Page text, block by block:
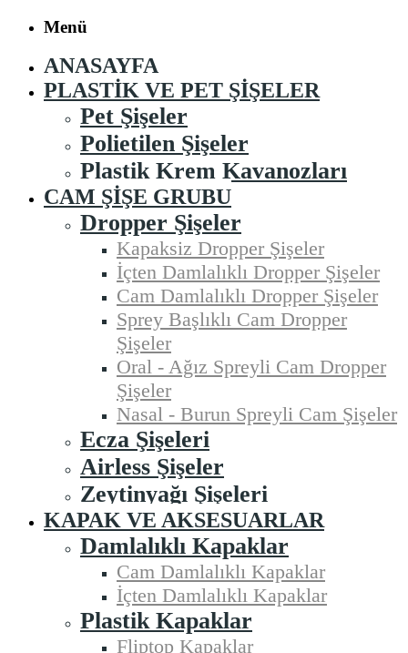
Menü
ANASAYFA
PLASTIK VE PET ŞIŞELER
Pet Şişeler
Polietilen Şişeler
Plastik Krem Kavanozları
CAM ŞIŞE GRUBU
Dropper Şişeler
Kapaksiz Dropper Şişeler
İçten Damlalıklı Dropper Şişeler
Cam Damlalıklı Dropper Şişeler
Sprey Başlıklı Cam Dropper
Şişeler
Oral - Ağız Spreyli Cam Dropper
Şişeler
Nasal - Burun Spreyli Cam Şişeler
Ecza Şişeleri
Airless Şişeler
Zeytinyağı Şişeleri
KAPAK VE AKSESUARLAR
Damlalıklı Kapaklar
Cam Damlalıklı Kapaklar
İçten Damlalıklı Kapaklar
Plastik Kapaklar
Fliptop Kapaklar